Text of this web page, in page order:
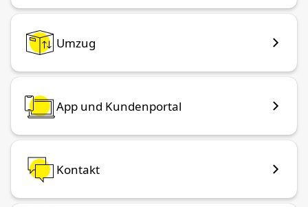
Umzug
App und Kundenportal
Kontakt